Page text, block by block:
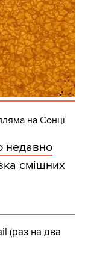
на Сонці
недавно
смішних
(раз на два